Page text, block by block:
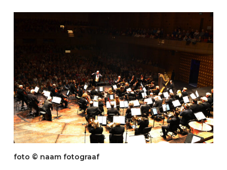
foto © naam fotograaf